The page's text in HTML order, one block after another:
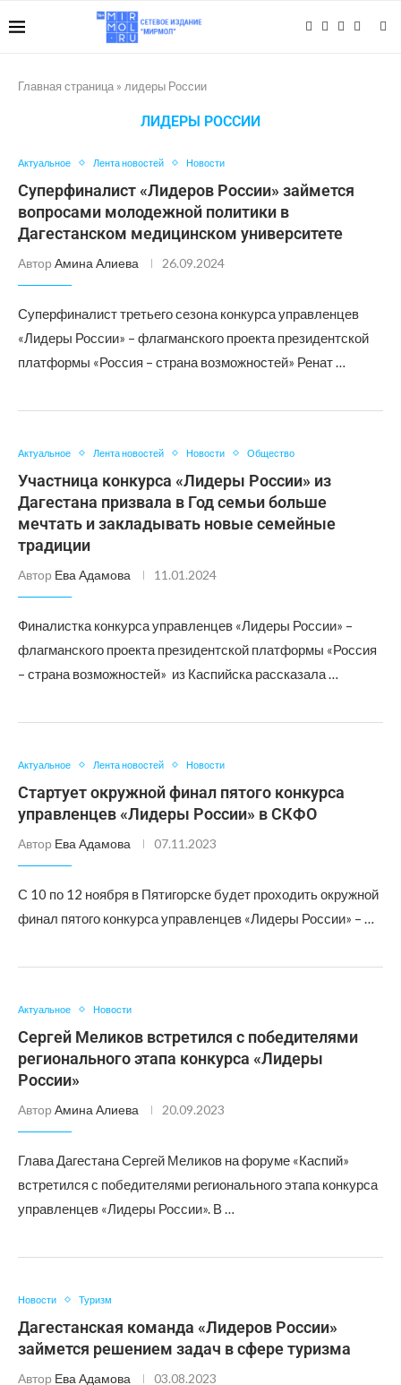
Главная страница » лидеры России
ЛИДЕРЫ РОССИИ
Актуальное Лента новостей Новости
Суперфиналист «Лидеров России» займется
вопросами молодежной политики в
Дагестанском медицинском университете
Автор Амина Алиева 26.09.2024
Суперфиналист третьего сезона конкурса управленцев
«Лидеры России» – флагманского проекта президентской
платформы «Россия – страна возможностей» Ренат …
Актуальное Лента новостей Новости Общество
Участница конкурса «Лидеры России» из
Дагестана призвала в Год семьи больше
мечтать и закладывать новые семейные
традиции
Автор Ева Адамова 11.01.2024
Финалистка конкурса управленцев «Лидеры России» –
флагманского проекта президентской платформы «Россия
– страна возможностей» из Каспийска рассказала …
Актуальное Лента новостей Новости
Стартует окружной финал пятого конкурса
управленцев «Лидеры России» в СКФО
Автор Ева Адамова 07.11.2023
С 10 по 12 ноября в Пятигорске будет проходить окружной
финал пятого конкурса управленцев «Лидеры России» – …
Актуальное Новости
Сергей Меликов встретился с победителями
регионального этапа конкурса «Лидеры
России»
Автор Амина Алиева 20.09.2023
Глава Дагестана Сергей Меликов на форуме «Каспий»
встретился с победителями регионального этапа конкурса
управленцев «Лидеры России». В …
Новости Туризм
Дагестанская команда «Лидеров России»
займется решением задач в сфере туризма
Автор Ева Адамова 03.08.2023